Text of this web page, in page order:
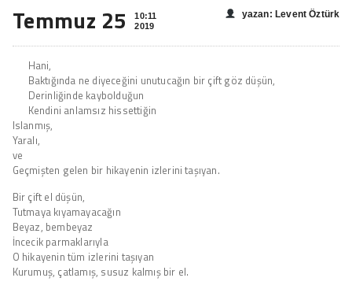
Temmuz 25
10:11
2019
yazan: Levent Öztürk
Hani,
Baktığında ne diyeceğini unutucağın bir çift göz düşün,
Derinliğinde kaybolduğun
Kendini anlamsız hissettiğin
Islanmış,
Yaralı,
ve
Geçmişten gelen bir hikayenin izlerini taşıyan.
Bir çift el düşün,
Tutmaya kıyamayacağın
Beyaz, bembeyaz
İncecik parmaklarıyla
O hikayenin tüm izlerini taşıyan
Kurumuş, çatlamış, susuz kalmış bir el.